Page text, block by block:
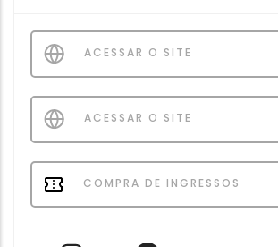
ACESSAR O SITE
ACESSAR O SITE
COMPRA DE INGRESSOS